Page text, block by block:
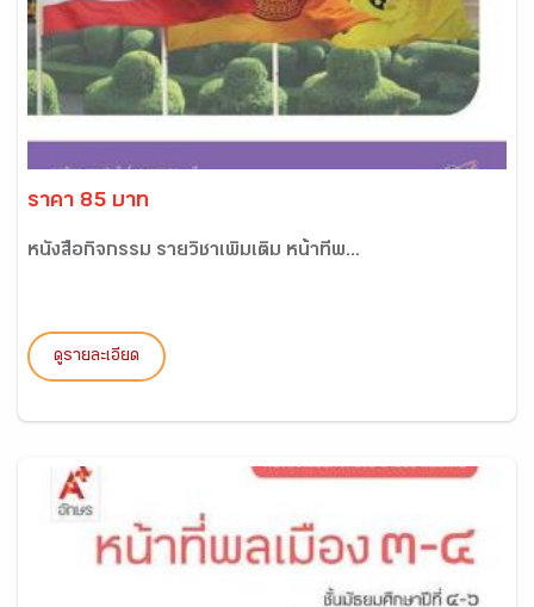
ราคา 85 บาท
หนังสือกิจกรรม รายวิชาเพิ่มเติม หน้าที่พ...
ดูรายละเอียด